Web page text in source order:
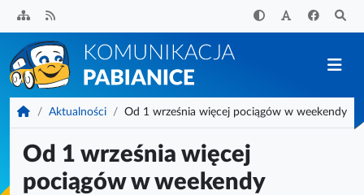
Przejdź
do
treści
KomunikacjaPabianice.pl
Aktualności Od 1 września więcej pociągów w weekendy
Od 1 września więcej
pociągów w weekendy